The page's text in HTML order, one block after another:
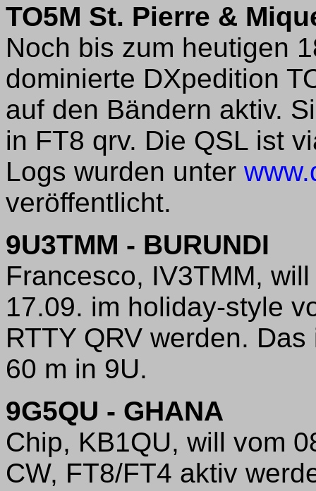
TO5M St. Pierre &
Noch bis zum heutigen
dominierte DXpedition
auf den Bändern aktiv.
in FT8 qrv. Die QSL ist
Logs wurden unter
veröffentlicht.
9U3TMM - BURUNDI
Francesco, IV3TMM,
17.09. im holiday-style
RTTY QRV werden.
60 m in 9U.
9G5QU - GHANA
Chip, KB1QU, will vom
CW, FT8/FT4 aktiv